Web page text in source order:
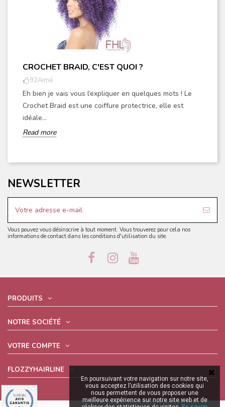
CROCHET BRAID, C'EST QUOI ?
92Aimé
Eh bien je vais vous l’expliquer en quelques mots ! Le
Crochet Braid est une coiffure protectrice, elle est
idéale...
Read more
NEWSLETTER
Vous pouvez vous désinscrire à tout moment. Vous trouverez pour cela nos
informations de contact dans les conditions d'utilisation du site.
PRODUITS
NOTRE SOCIÉTÉ
VOTRE COMPTE
FLOZZYHAIRLINE
En poursuivant votre navigation sur notre site,
vous acceptez l’utilisation des cookies qui
nous permettent de vous proposer une
meilleure expérience sur notre site web et de